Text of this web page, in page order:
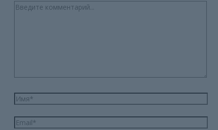
Введите
Имя*
Email*